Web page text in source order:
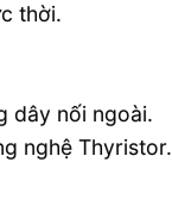
thời.
dây nối ngoài.
nghệ Thyristor.